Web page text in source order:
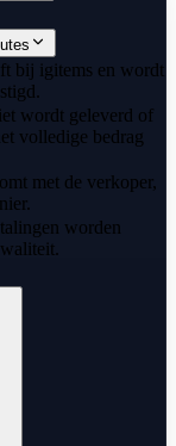
bij igitems en wordt
wordt geleverd of
volledige bedrag
met de verkoper,
worden